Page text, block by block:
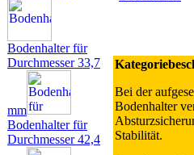
Bodenhalter für
Durchmesser 33,7
mm
Bodenhalter für
Durchmesser 42,4
Bei der
Bodenhalter
Stabilität.